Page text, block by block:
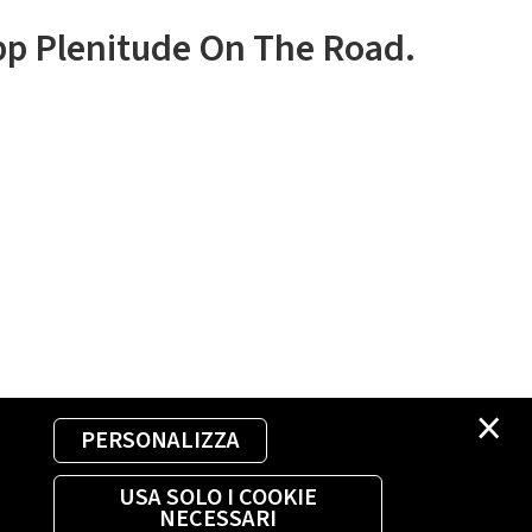
×
PERSONALIZZA
USA SOLO I COOKIE
NECESSARI
Plenitude On The Road.